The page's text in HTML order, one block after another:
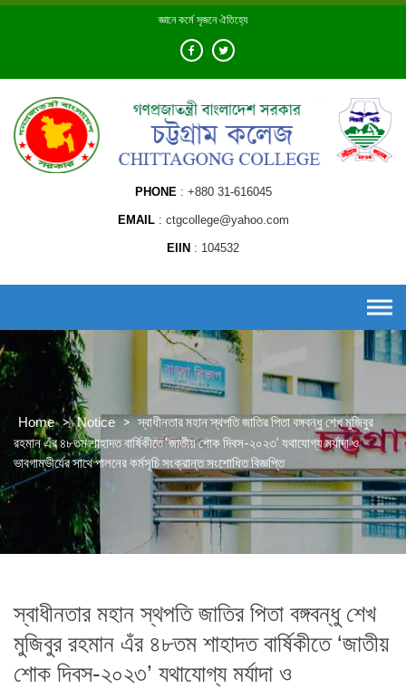
Skip
জ্ঞানে কর্মে সৃজনে ঐতিহ্যে
PHONE +880 31-616045
EMAIL ctgcollege@yahoo.com
EIIN 104532
Home > Notice > স্বাধীনতার মহান স্থপতি জাতির পিতা বঙ্গবন্ধু শেখ মুজিবুর
রহমান এঁর ৪৮তম শাহাদত বার্ষিকীতে ‘জাতীয় শোক দিবস-২০২৩’ যথাযোগ্য মর্যাদা ও
ভাবগাম্ভীর্যের সাথে পালনের কর্মসূচি সংক্রান্ত সংশোধিত বিজ্ঞপ্তি
স্বাধীনতার মহান স্থপতি জাতির পিতা বঙ্গবন্ধু শেখ
মুজিবুর রহমান এঁর ৪৮তম শাহাদত বার্ষিকীতে ‘জাতীয়
শোক দিবস-২০২৩’ যথাযোগ্য মর্যাদা ও